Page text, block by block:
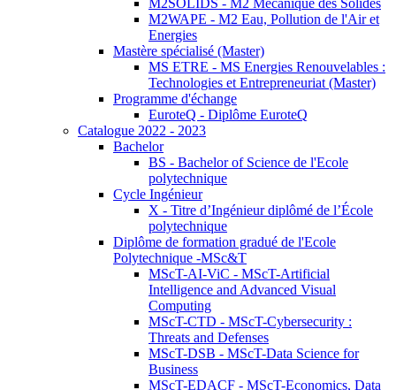
M2SOLIDS - M2 Mécanique des Solides
M2WAPE - M2 Eau, Pollution de l'Air et
Energies
Mastère spécialisé (Master)
MS ETRE - MS Energies Renouvelables :
Technologies et Entrepreneuriat (Master)
Programme d'échange
EuroteQ - Diplôme EuroteQ
Catalogue 2022 - 2023
Bachelor
BS - Bachelor of Science de l'Ecole
polytechnique
Cycle Ingénieur
X - Titre d’Ingénieur diplômé de l’École
polytechnique
Diplôme de formation gradué de l'Ecole
Polytechnique -MSc&T
MScT-AI-ViC - MScT-Artificial
Intelligence and Advanced Visual
Computing
MScT-CTD - MScT-Cybersecurity :
Threats and Defenses
MScT-DSB - MScT-Data Science for
Business
MScT-EDACF - MScT-Economics, Data